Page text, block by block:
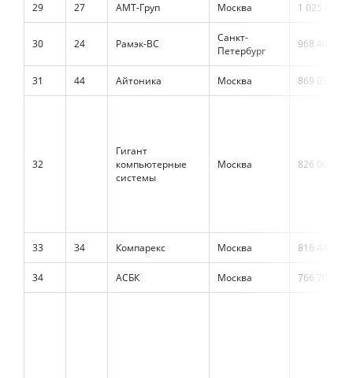
29 27 АМТ-Груп Москва 1 025 810
30 24 Рамэк-ВС
Санкт-
Петербург
968 403
31 44 Айтоника Москва 869 036
32
Гигант
компьютерные
системы
Москва 826 000
33 34 Компарекс Москва 816 442
34 АСБК Москва 766 700